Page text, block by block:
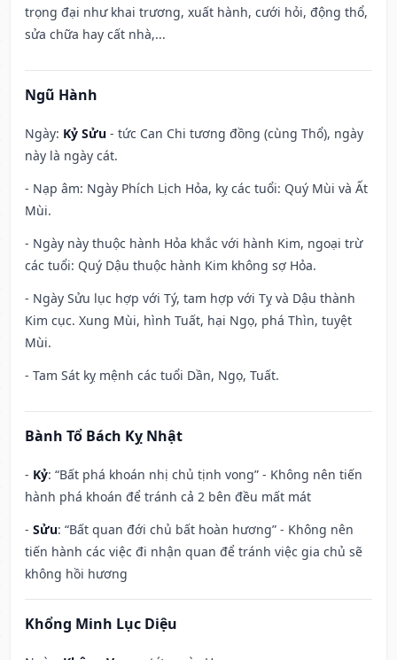
trọng đại như khai trương, xuất hành, cưới hỏi, động thổ,
sửa chữa hay cất nhà,...
Ngũ Hành
Ngày: Kỷ Sửu - tức Can Chi tương đồng (cùng Thổ), ngày
này là ngày cát.
- Nạp âm: Ngày Phích Lịch Hỏa, kỵ các tuổi: Quý Mùi và Ất
Mùi.
- Ngày này thuộc hành Hỏa khắc với hành Kim, ngoại trừ
các tuổi: Quý Dậu thuộc hành Kim không sợ Hỏa.
- Ngày Sửu lục hợp với Tý, tam hợp với Tỵ và Dậu thành
Kim cục. Xung Mùi, hình Tuất, hại Ngọ, phá Thìn, tuyệt
Mùi.
- Tam Sát kỵ mệnh các tuổi Dần, Ngọ, Tuất.
Bành Tổ Bách Kỵ Nhật
- Kỷ: “Bất phá khoán nhị chủ tịnh vong” - Không nên tiến
hành phá khoán để tránh cả 2 bên đều mất mát
- Sửu: “Bất quan đới chủ bất hoàn hương” - Không nên
tiến hành các việc đi nhận quan để tránh việc gia chủ sẽ
không hồi hương
Khổng Minh Lục Diệu